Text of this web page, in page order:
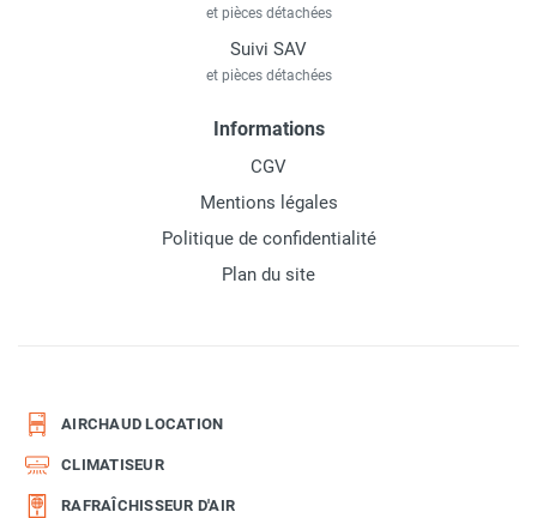
et pièces détachées
Suivi SAV
et pièces détachées
Informations
CGV
Mentions légales
Politique de confidentialité
Plan du site
AIRCHAUD LOCATION
CLIMATISEUR
RAFRAÎCHISSEUR D'AIR